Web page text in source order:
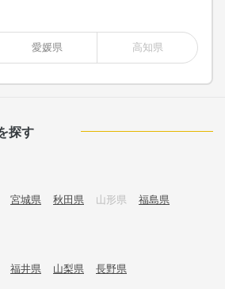
愛媛県 高知県
探す
宮城県 秋田県 山形県 福島県
福井県 山梨県 長野県